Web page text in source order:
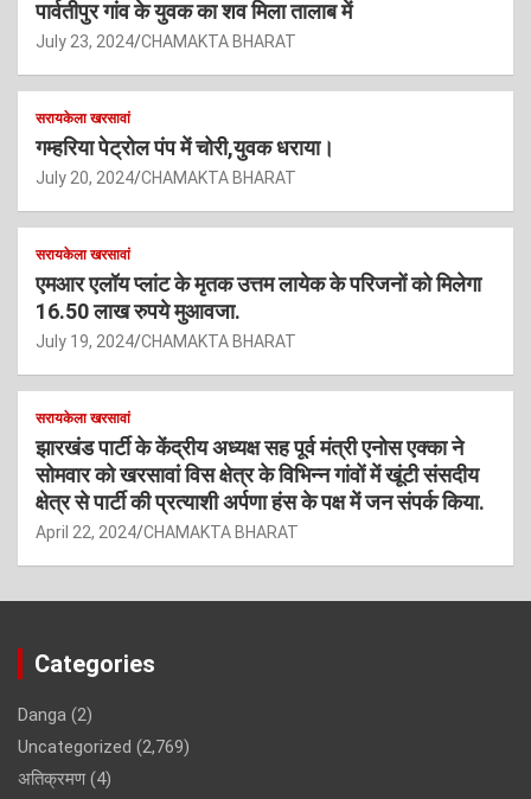
पार्वतीपुर गांव के युवक का शव मिला तालाब में
July 23, 2024 CHAMAKTA BHARAT
सरायकेला खरसावां
गम्हरिया पेट्रोल पंप में चोरी,युवक धराया।
July 20, 2024 CHAMAKTA BHARAT
सरायकेला खरसावां
एमआर एलॉय प्लांट के मृतक उत्तम लायेक के परिजनों को मिलेगा
16.50 लाख रुपये मुआवजा.
July 19, 2024 CHAMAKTA BHARAT
सरायकेला खरसावां
झारखंड पार्टी के केंद्रीय अध्यक्ष सह पूर्व मंत्री एनोस एक्का ने
सोमवार को खरसावां विस क्षेत्र के विभिन्न गांवों में खूंटी संसदीय
क्षेत्र से पार्टी की प्रत्याशी अर्पणा हंस के पक्ष में जन संपर्क किया.
April 22, 2024 CHAMAKTA BHARAT
Categories
Danga (2)
Uncategorized (2,769)
अतिक्रमण(4)